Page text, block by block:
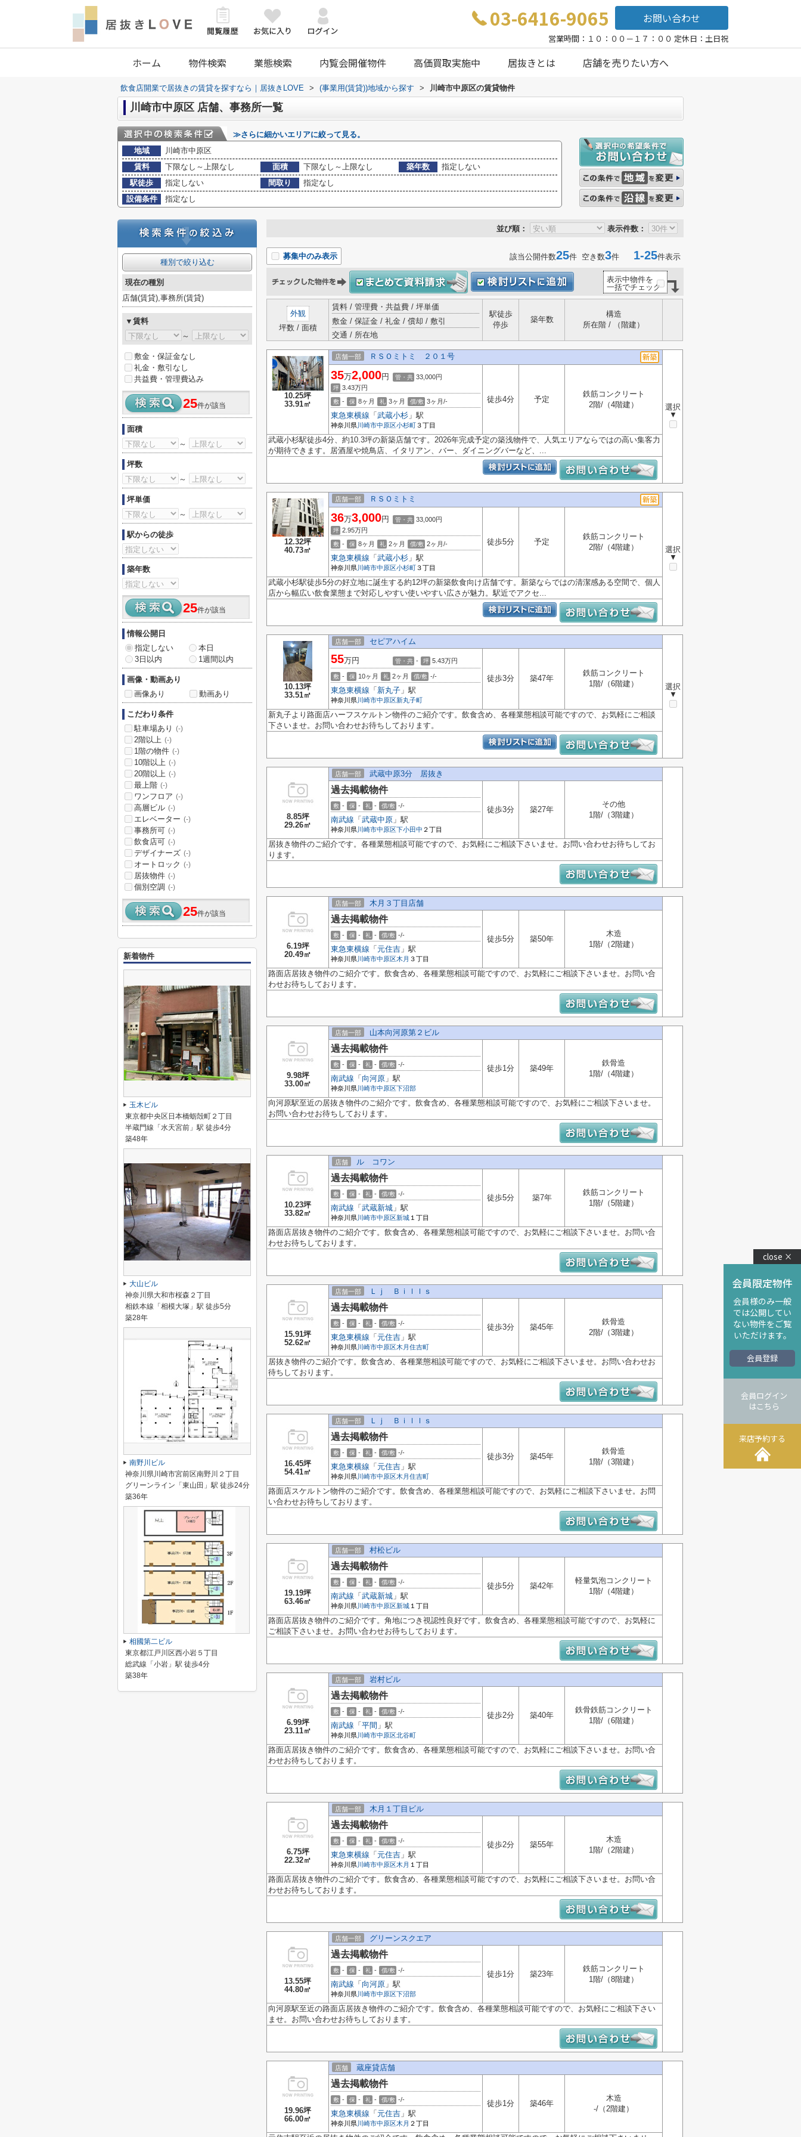
03-6416-9065 お問い合わせ
営業時間：１０：００－１７：００ 定休日：土日祝
ホーム 物件検索 業態検索 内覧会開催物件 高価買取実施中 居抜きとは 店舗を売りたい方へ
close ×
会員限定物件
会員様のみ一般
では公開してい
ない物件をご覧
いただけます。
会員登録
会員ログイン
はこちら
来店予約する
飲食店開業で居抜きの賃貸を探すなら｜居抜きLOVE > (事業用(賃貸))地域から探す > 川崎市中原区の賃貸物件
川崎市中原区 店舗、事務所一覧
≫さらに細かいエリアに絞って見る。
地域
川崎市中原区
賃料
下限なし～上限なし 面積 下限なし～上限なし 築年数
指定しない
駅徒歩
指定しない 間取り
指定なし
設備条件
指定なし
並び順： 表示件数：
募集中のみ表示 該当公開件数25件 空き数3件 1-25件表示
表示中物件を
一括でチェック
外観
坪数 / 面積
賃料 / 管理費・共益費 / 坪単価
敷金 / 保証金 / 礼金 / 償却 / 敷引
交通 / 所在地
駅徒歩
停歩
築年数
構造
所在階 / （階建）
10.25坪
33.91㎡
店舗一部 ＲＳＯミトミ ２０１号
選択
▼
35万2,000円 管・共 33,000円
坪 3.43万円
敷 - 保 8ヶ月 礼 3ヶ月 償/敷 3ヶ月/-
東急東横線 「 武蔵小杉 」駅
神奈川県川崎市中原区小杉町 ３丁目
徒歩4分 予定
鉄筋コンクリート
2階/（4階建）
武蔵小杉駅徒歩4分、約10.3坪の新築店舗です。2026年完成予定の築浅物件で、人気エリアならではの高い集客力
が期待できます。居酒屋や焼鳥店、イタリアン、バー、ダイニングバーなど、...
12.32坪
40.73㎡
店舗一部 ＲＳＯミトミ
選択
▼
36万3,000円 管・共 33,000円
坪 2.95万円
敷 - 保 8ヶ月 礼 2ヶ月 償/敷 2ヶ月/-
東急東横線 「 武蔵小杉 」駅
神奈川県川崎市中原区小杉町 ３丁目
徒歩5分 予定
鉄筋コンクリート
2階/（4階建）
武蔵小杉駅徒歩5分の好立地に誕生する約12坪の新築飲食向け店舗です。新築ならではの清潔感ある空間で、個人
店から幅広い飲食業態まで対応しやすい使いやすい広さが魅力。駅近でアクセ...
10.13坪
33.51㎡
店舗一部 セピアハイム
選択
▼
55万円 管・共 - 坪 5.43万円
敷 - 保 10ヶ月 礼 2ヶ月 償/敷 -/-
東急東横線 「 新丸子 」駅
神奈川県川崎市中原区 新丸子町
徒歩3分 築47年
鉄筋コンクリート
1階/（6階建）
新丸子より路面店ハーフスケルトン物件のご紹介です。飲食含め、各種業態相談可能ですので、お気軽にご相談
下さいませ。お問い合わせお待ちしております。
8.85坪
29.26㎡
店舗一部 武蔵中原3分 居抜き
過去掲載物件
敷 - 保 - 礼 - 償/敷 -/-
南武線 「 武蔵中原 」駅
神奈川県川崎市中原区下小田中 ２丁目
徒歩3分 築27年
その他
1階/（3階建）
居抜き物件のご紹介です。各種業態相談可能ですので、お気軽にご相談下さいませ。お問い合わせお待ちしてお
ります。
6.19坪
20.49㎡
店舗一部 木月３丁目店舗
過去掲載物件
敷 - 保 - 礼 - 償/敷 -/-
東急東横線 「 元住吉 」駅
神奈川県川崎市中原区木月 ３丁目
徒歩5分 築50年
木造
1階/（2階建）
路面店居抜き物件のご紹介です。飲食含め、各種業態相談可能ですので、お気軽にご相談下さいませ。お問い合
わせお待ちしております。
9.98坪
33.00㎡
店舗一部 山本向河原第２ビル
過去掲載物件
敷 - 保 - 礼 - 償/敷 -/-
南武線 「 向河原 」駅
神奈川県川崎市中原区下沼部
徒歩1分 築49年
鉄骨造
1階/（4階建）
向河原駅至近の居抜き物件のご紹介です。飲食含め、各種業態相談可能ですので、お気軽にご相談下さいませ。
お問い合わせお待ちしております。
10.23坪
33.82㎡
店舗 ル コワン
過去掲載物件
敷 - 保 - 礼 - 償/敷 -/-
南武線 「 武蔵新城 」駅
神奈川県川崎市中原区 新城 １丁目
徒歩5分 築7年
鉄筋コンクリート
1階/（5階建）
路面店居抜き物件のご紹介です。飲食含め、各種業態相談可能ですので、お気軽にご相談下さいませ。お問い合
わせお待ちしております。
15.91坪
52.62㎡
店舗一部 Ｌｊ Ｂｉｌｌｓ
過去掲載物件
敷 - 保 - 礼 - 償/敷 -/-
東急東横線 「 元住吉 」駅
神奈川県川崎市中原区木月住吉町
徒歩3分 築45年
鉄骨造
2階/（3階建）
居抜き物件のご紹介です。飲食含め、各種業態相談可能ですので、お気軽にご相談下さいませ。お問い合わせお
待ちしております。
16.45坪
54.41㎡
店舗一部 Ｌｊ Ｂｉｌｌｓ
過去掲載物件
敷 - 保 - 礼 - 償/敷 -/-
東急東横線 「 元住吉 」駅
神奈川県川崎市中原区木月住吉町
徒歩3分 築45年
鉄骨造
1階/（3階建）
路面店スケルトン物件のご紹介です。飲食含め、各種業態相談可能ですので、お気軽にご相談下さいませ。お問
い合わせお待ちしております。
19.19坪
63.46㎡
店舗一部 村松ビル
過去掲載物件
敷 - 保 - 礼 - 償/敷 -/-
南武線 「 武蔵新城 」駅
神奈川県川崎市中原区 新城 １丁目
徒歩5分 築42年
軽量気泡コンクリート
1階/（4階建）
路面店居抜き物件のご紹介です。角地につき視認性良好です。飲食含め、各種業態相談可能ですので、お気軽に
ご相談下さいませ。お問い合わせお待ちしております。
6.99坪
23.11㎡
店舗一部 岩村ビル
過去掲載物件
敷 - 保 - 礼 - 償/敷 -/-
南武線 「 平間 」駅
神奈川県川崎市中原区北谷町
徒歩2分 築40年
鉄骨鉄筋コンクリート
1階/（6階建）
路面店居抜き物件のご紹介です。飲食含め、各種業態相談可能ですので、お気軽にご相談下さいませ。お問い合
わせお待ちしております。
6.75坪
22.32㎡
店舗一部 木月１丁目ビル
過去掲載物件
敷 - 保 - 礼 - 償/敷 -/-
東急東横線 「 元住吉 」駅
神奈川県川崎市中原区木月 １丁目
徒歩2分 築55年
木造
1階/（2階建）
路面店居抜き物件のご紹介です。飲食含め、各種業態相談可能ですので、お気軽にご相談下さいませ。お問い合
わせお待ちしております。
13.55坪
44.80㎡
店舗一部 グリーンスクエア
過去掲載物件
敷 - 保 - 礼 - 償/敷 -/-
南武線 「 向河原 」駅
神奈川県川崎市中原区下沼部
徒歩1分 築23年
鉄筋コンクリート
1階/（8階建）
向河原駅至近の路面店居抜き物件のご紹介です。飲食含め、各種業態相談可能ですので、お気軽にご相談下さい
ませ。お問い合わせお待ちしております。
19.96坪
66.00㎡
店舗 蔵座貸店舗
過去掲載物件
敷 - 保 - 礼 - 償/敷 -/-
東急東横線 「 元住吉 」駅
神奈川県川崎市中原区木月 ２丁目
徒歩1分 築46年
木造
-/（2階建）
種別で絞り込む
現在の種別
店舗(賃貸),事務所(賃貸)
▼賃料
～
敷金・保証金なし
礼金・敷引なし
共益費・管理費込み
25件が該当
面積
～
坪数
～
坪単価
～
駅からの徒歩
築年数
25件が該当
情報公開日
指定しない
本日
3日以内
1週間以内
画像・動画あり
画像あり
動画あり
こだわり条件
駐車場あり
(-)
2階以上 (-)
1階の物件 (-)
10階以上 (-)
20階以上 (-)
最上階 (-)
ワンフロア (-)
高層ビル (-)
エレベーター (-)
事務所可 (-)
飲食店可 (-)
デザイナーズ (-)
オートロック (-)
居抜物件 (-)
個別空調 (-)
25件が該当
新着物件
玉木ビル
東京都中央区日本橋蛎殻町２丁目
半蔵門線「水天宮前」駅 徒歩4分
築48年
大山ビル
神奈川県大和市桜森２丁目
相鉄本線「相模大塚」駅 徒歩5分
築28年
南野川ビル
神奈川県川崎市宮前区南野川２丁目
グリーンライン「東山田」駅 徒歩24分
築36年
相國第二ビル
東京都江戸川区西小岩５丁目
総武線「小岩」駅 徒歩4分
築38年